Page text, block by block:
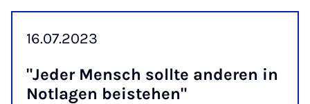
16.07.2023
"Jeder Mensch soll­te an­der­en in
Not­la­gen beistehen"